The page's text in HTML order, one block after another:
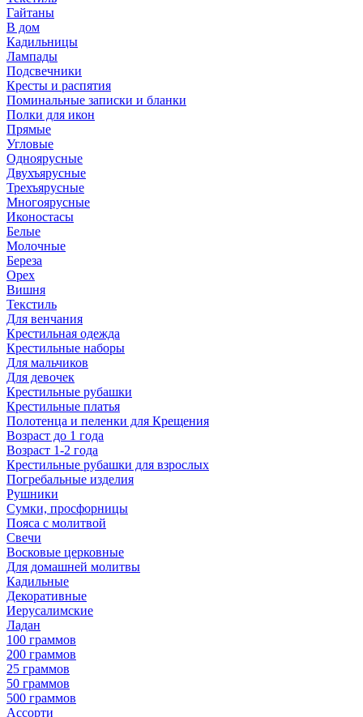
Гайтаны
В дом
Кадильницы
Лампады
Подсвечники
Кресты и распятия
Поминальные записки и бланки
Полки для икон
Прямые
Угловые
Одноярусные
Двухъярусные
Трехъярусные
Многоярусные
Иконостасы
Белые
Молочные
Береза
Орех
Вишня
Текстиль
Для венчания
Крестильная одежда
Крестильные наборы
Для мальчиков
Для девочек
Крестильные рубашки
Крестильные платья
Полотенца и пеленки для Крещения
Возраст до 1 года
Возраст 1-2 года
Крестильные рубашки для взрослых
Погребальные изделия
Рушники
Сумки, просфорницы
Пояса с молитвой
Свечи
Восковые церковные
Для домашней молитвы
Кадильные
Декоративные
Иерусалимские
Ладан
100 граммов
200 граммов
25 граммов
50 граммов
500 граммов
Ассорти